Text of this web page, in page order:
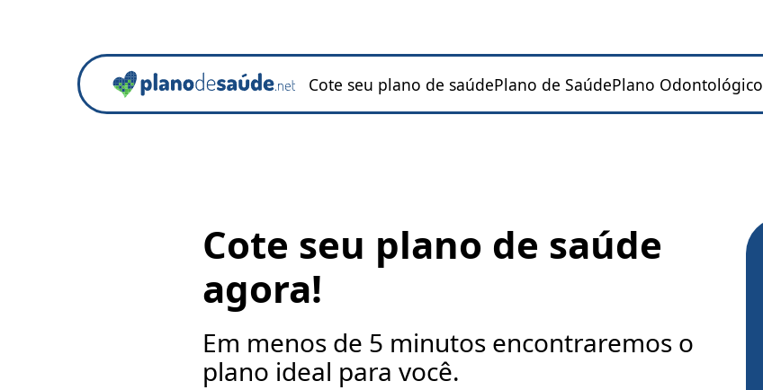
Cote seu plano de saúdePlano de SaúdePlano Odontológico
Cote seu plano de saúde
agora!
Em menos de 5 minutos encontraremos o
plano ideal para você.